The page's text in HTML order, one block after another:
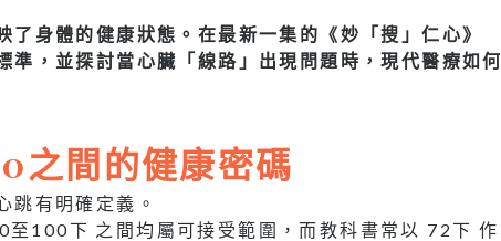
身體的健康狀態。在最新一集的《妙「搜」仁心》
準，並探討當心臟「線路」出現問題時，現代醫療如何
之間的健康密碼
跳有明確定義。
至100下 之間均屬可接受範圍，而教科書常以 72下 作